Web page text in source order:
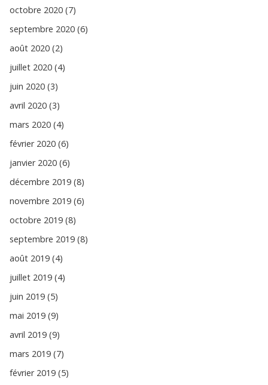
octobre 2020 (7)
septembre 2020 (6)
août 2020 (2)
juillet 2020 (4)
juin 2020 (3)
avril 2020 (3)
mars 2020 (4)
février 2020 (6)
janvier 2020 (6)
décembre 2019 (8)
novembre 2019 (6)
octobre 2019 (8)
septembre 2019 (8)
août 2019 (4)
juillet 2019 (4)
juin 2019 (5)
mai 2019 (9)
avril 2019 (9)
mars 2019 (7)
février 2019 (5)